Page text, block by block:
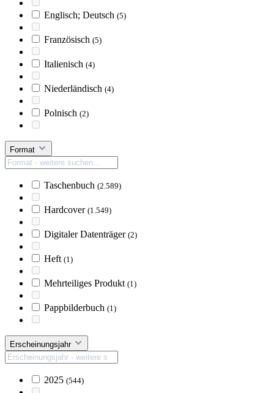
Englisch; Deutsch (5)
Französisch (5)
Italienisch (4)
Niederländisch (4)
Polnisch (2)
Format
Taschenbuch (2.589)
Hardcover (1.549)
Digitaler Datenträger (2)
Heft (1)
Mehrteiliges Produkt (1)
Pappbilderbuch (1)
Erscheinungsjahr
2025 (544)